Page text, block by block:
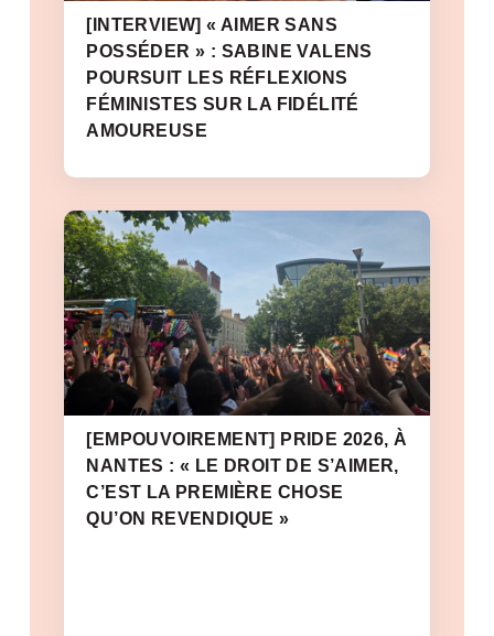
[INTERVIEW] « AIMER SANS
POSSÉDER » : SABINE VALENS
POURSUIT LES RÉFLEXIONS
FÉMINISTES SUR LA FIDÉLITÉ
AMOUREUSE
[EMPOUVOIREMENT] PRIDE 2026, À
NANTES : « LE DROIT DE S’AIMER,
C’EST LA PREMIÈRE CHOSE
QU’ON REVENDIQUE »